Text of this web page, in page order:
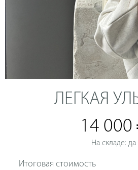
ЛЕГКАЯ
14 000
На складе: да
Итоговая стоимость